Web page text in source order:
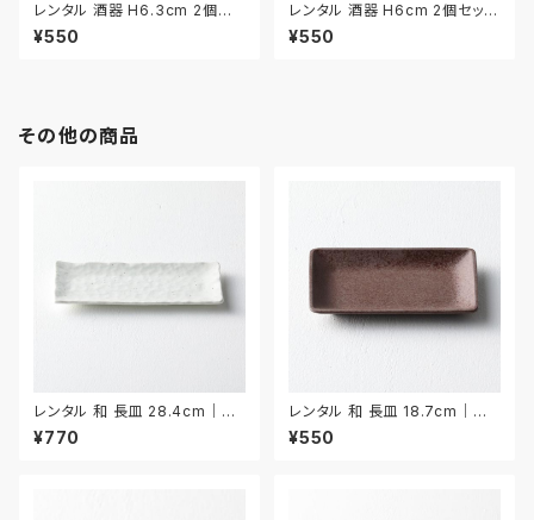
レンタル 酒器 H6.3cm 2個セッ
ト｜SHU032
¥550
レンタル 酒器 H6cm 2個セット
｜SHU033
¥550
その他の商品
レンタル 和 長皿 28.4cm｜W
NA008
¥770
レンタル 和 長皿 18.7cm｜WN
A028
¥550